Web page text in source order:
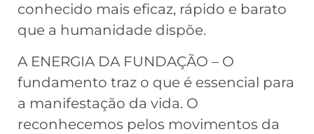
conhecido mais eficaz, rápido e barato
que a humanidade dispõe.
A ENERGIA DA FUNDAÇÃO – O
fundamento traz o que é essencial para
a manifestação da vida. O
reconhecemos pelos movimentos da